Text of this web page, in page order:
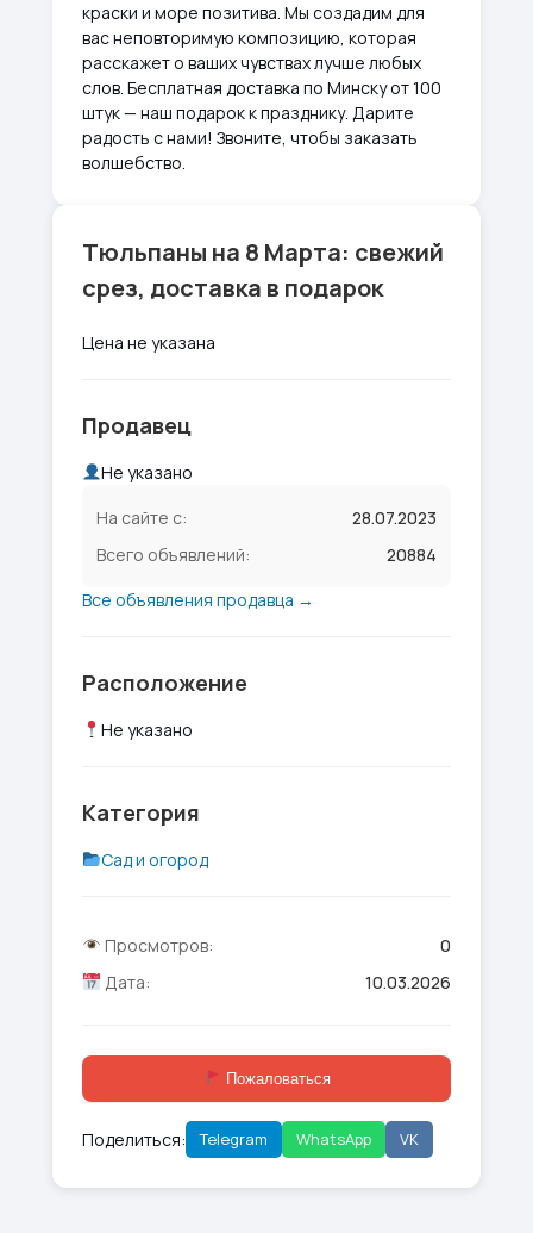
краски и море позитива. Мы создадим для
вас неповторимую композицию, которая
расскажет о ваших чувствах лучше любых
слов. Бесплатная доставка по Минску от 100
штук — наш подарок к празднику. Дарите
радость с нами! Звоните, чтобы заказать
волшебство.
Тюльпаны на 8 Марта: свежий
срез, доставка в подарок
Цена не указана
Продавец
Не указано
На сайте с:
28.07.2023
Всего объявлений:
20884
Все объявления продавца →
Расположение
Не указано
Категория
Сад и огород
Просмотров:
0
Дата:
10.03.2026
Пожаловаться
Поделиться: Telegram WhatsApp VK